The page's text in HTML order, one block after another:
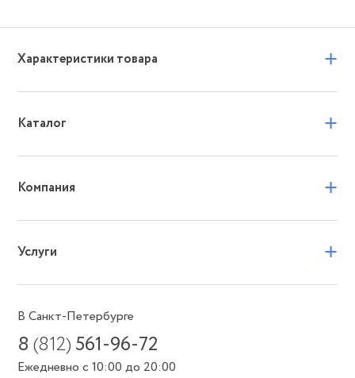
Характеристики товара +
Каталог +
Компания +
Услуги +
В Санкт-Петербурге
8(812) 561-96-72
Ежедневно с 10:00 до 20:00